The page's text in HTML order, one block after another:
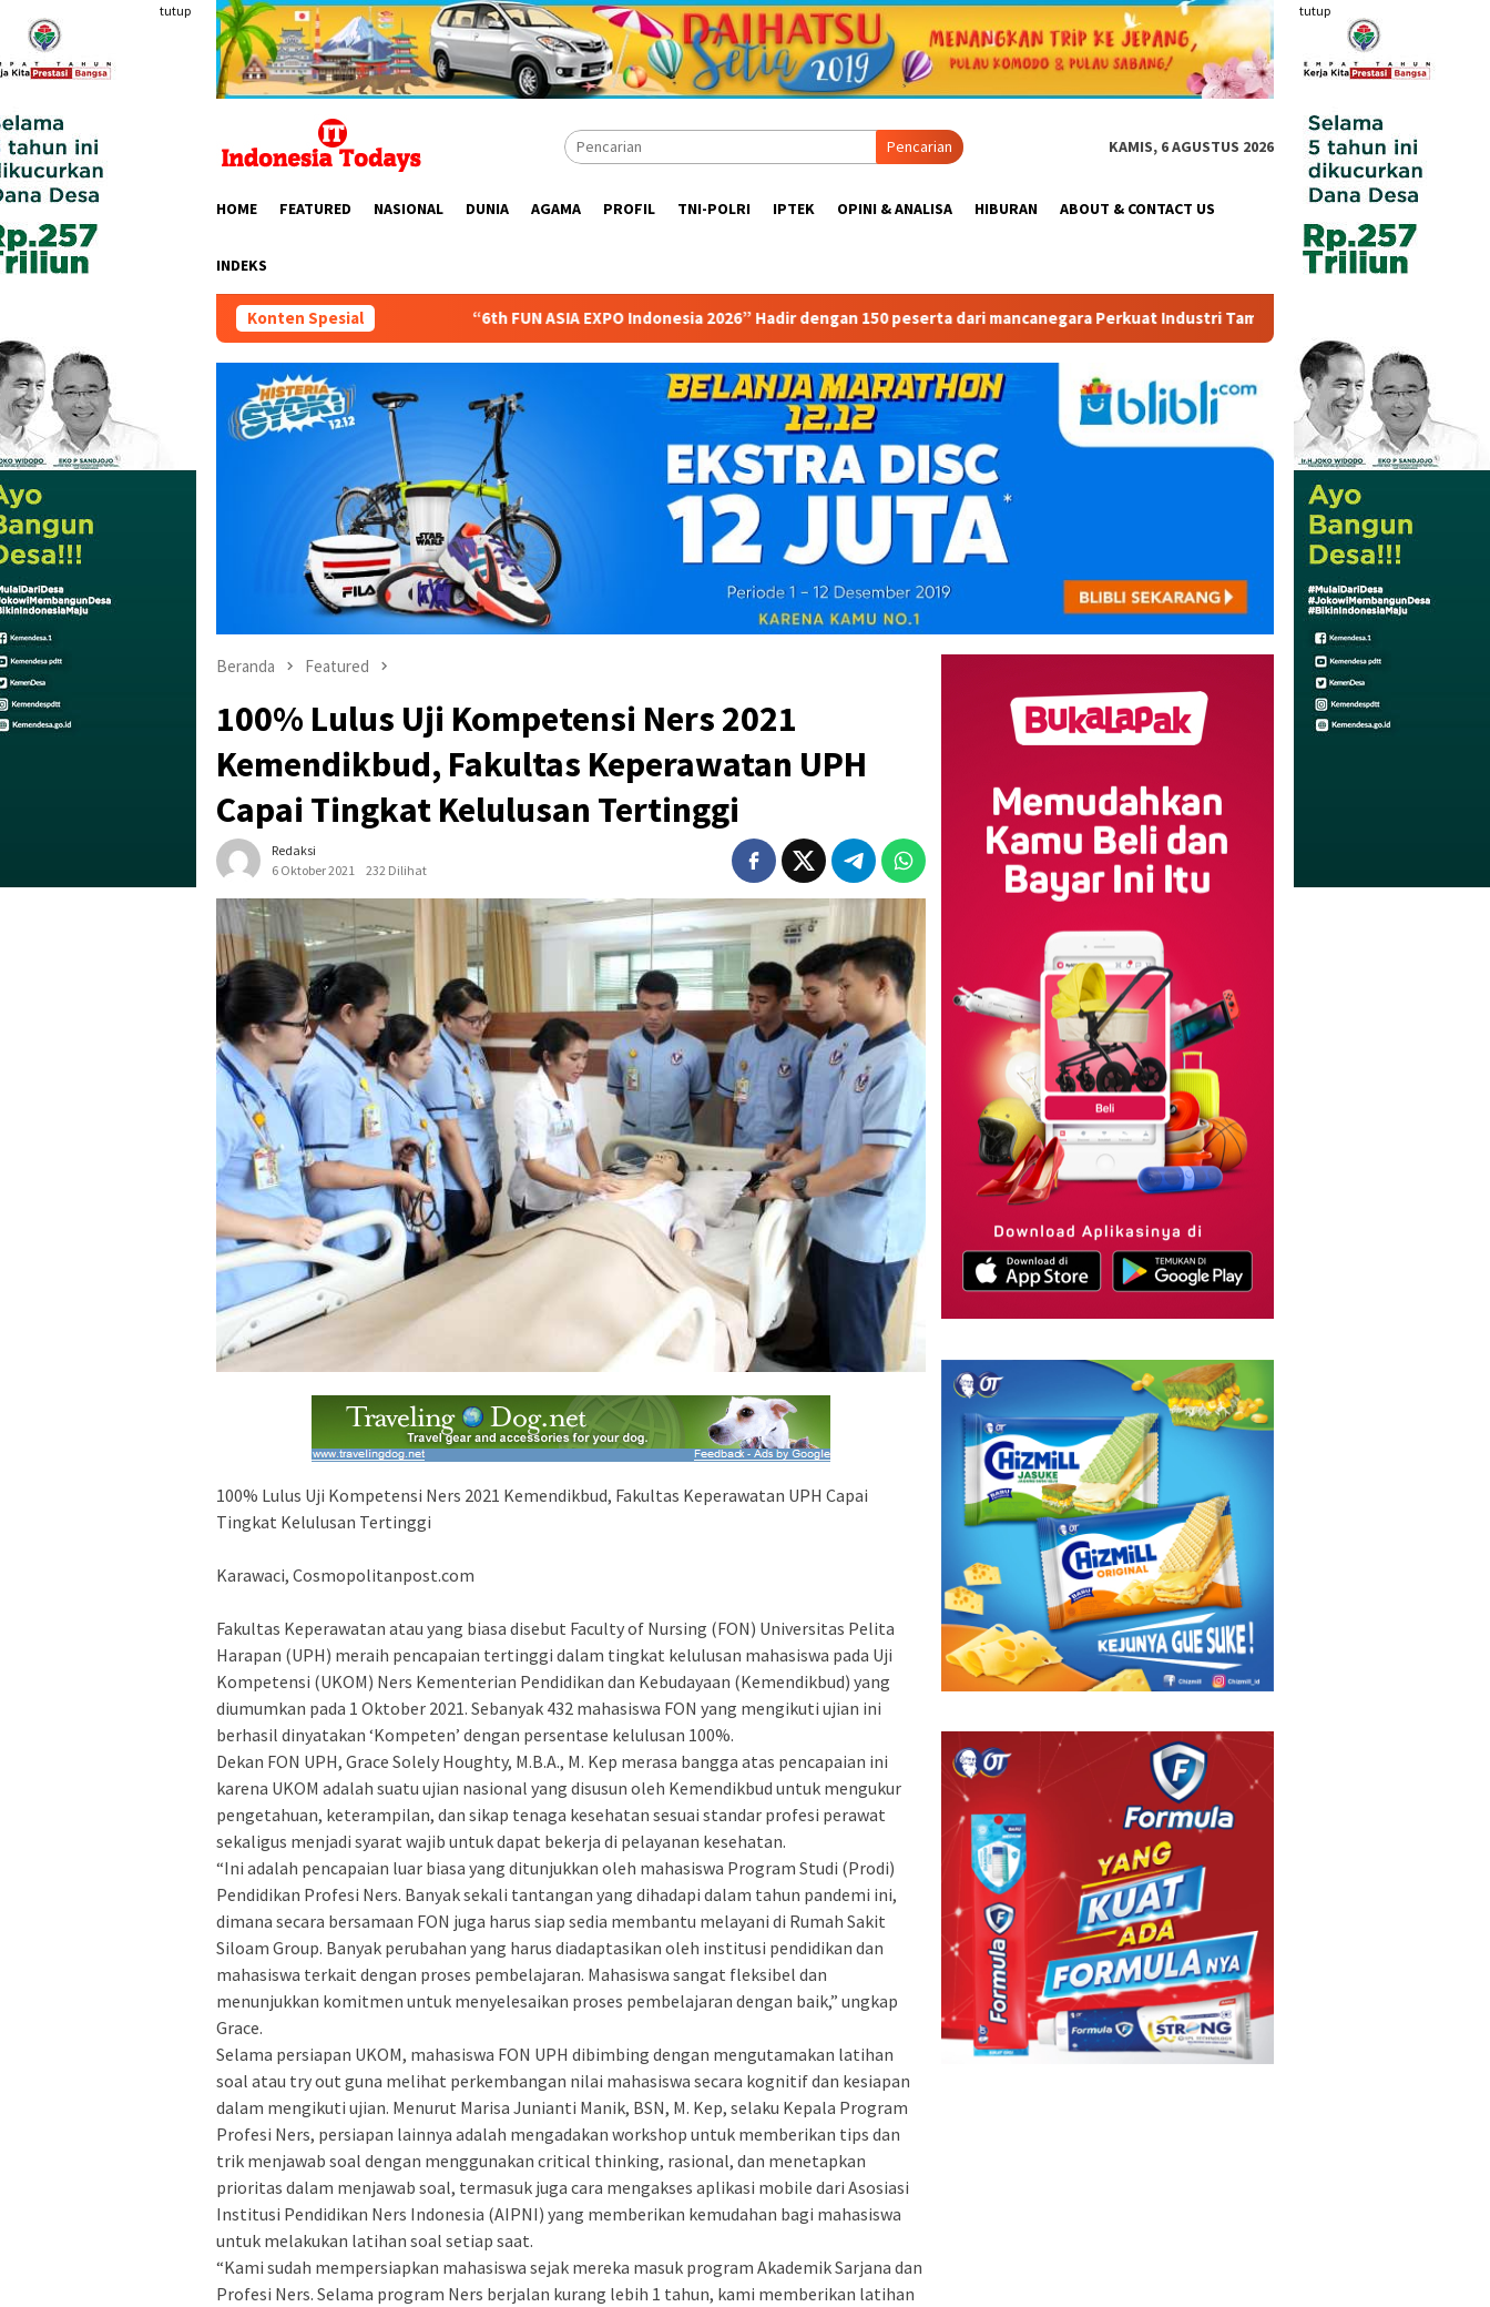
konten
tutup tutup
Pencarian KAMIS, 6 AGUSTUS 2026
HOME FEATURED NASIONAL DUNIA AGAMA PROFIL TNI-POLRI IPTEK OPINI & ANALISA HIBURAN ABOUT & CONTACT US
INDEKS
Konten Spesial
“6th FUN ASIA EXPO Indonesia 2026” Hadir dengan 150 peserta dari mancanegara Perkuat Industri Taman Rekreasi dan Ekosistem Pariwisata di Tanah Air
Beranda Featured
100% Lulus Uji Kompetensi Ners 2021
Kemendikbud, Fakultas Keperawatan UPH
Capai Tingkat Kelulusan Tertinggi
Redaksi
6 Oktober 2021
232 Dilihat
100% Lulus Uji Kompetensi Ners 2021 Kemendikbud, Fakultas Keperawatan UPH Capai
Tingkat Kelulusan Tertinggi
Karawaci, Cosmopolitanpost.com
Fakultas Keperawatan atau yang biasa disebut Faculty of Nursing (FON) Universitas Pelita
Harapan (UPH) meraih pencapaian tertinggi dalam tingkat kelulusan mahasiswa pada Uji
Kompetensi (UKOM) Ners Kementerian Pendidikan dan Kebudayaan (Kemendikbud) yang
diumumkan pada 1 Oktober 2021. Sebanyak 432 mahasiswa FON yang mengikuti ujian ini
berhasil dinyatakan ‘Kompeten’ dengan persentase kelulusan 100%.
Dekan FON UPH, Grace Solely Houghty, M.B.A., M. Kep merasa bangga atas pencapaian ini
karena UKOM adalah suatu ujian nasional yang disusun oleh Kemendikbud untuk mengukur
pengetahuan, keterampilan, dan sikap tenaga kesehatan sesuai standar profesi perawat
sekaligus menjadi syarat wajib untuk dapat bekerja di pelayanan kesehatan.
“Ini adalah pencapaian luar biasa yang ditunjukkan oleh mahasiswa Program Studi (Prodi)
Pendidikan Profesi Ners. Banyak sekali tantangan yang dihadapi dalam tahun pandemi ini,
dimana secara bersamaan FON juga harus siap sedia membantu melayani di Rumah Sakit
Siloam Group. Banyak perubahan yang harus diadaptasikan oleh institusi pendidikan dan
mahasiswa terkait dengan proses pembelajaran. Mahasiswa sangat fleksibel dan
menunjukkan komitmen untuk menyelesaikan proses pembelajaran dengan baik,” ungkap
Grace.
Selama persiapan UKOM, mahasiswa FON UPH dibimbing dengan mengutamakan latihan
soal atau try out guna melihat perkembangan nilai mahasiswa secara kognitif dan kesiapan
dalam mengikuti ujian. Menurut Marisa Junianti Manik, BSN, M. Kep, selaku Kepala Program
Profesi Ners, persiapan lainnya adalah mengadakan workshop untuk memberikan tips dan
trik menjawab soal dengan menggunakan critical thinking, rasional, dan menetapkan
prioritas dalam menjawab soal, termasuk juga cara mengakses aplikasi mobile dari Asosiasi
Institusi Pendidikan Ners Indonesia (AIPNI) yang memberikan kemudahan bagi mahasiswa
untuk melakukan latihan soal setiap saat.
“Kami sudah mempersiapkan mahasiswa sejak mereka masuk program Akademik Sarjana dan
Profesi Ners. Selama program Ners berjalan kurang lebih 1 tahun, kami memberikan latihan